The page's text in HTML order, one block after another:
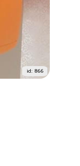
id: 866